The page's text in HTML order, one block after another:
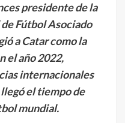
presidente de la
Fútbol Asociado
a Catar como la
el año 2022,
internacionales
el tiempo de
mundial.